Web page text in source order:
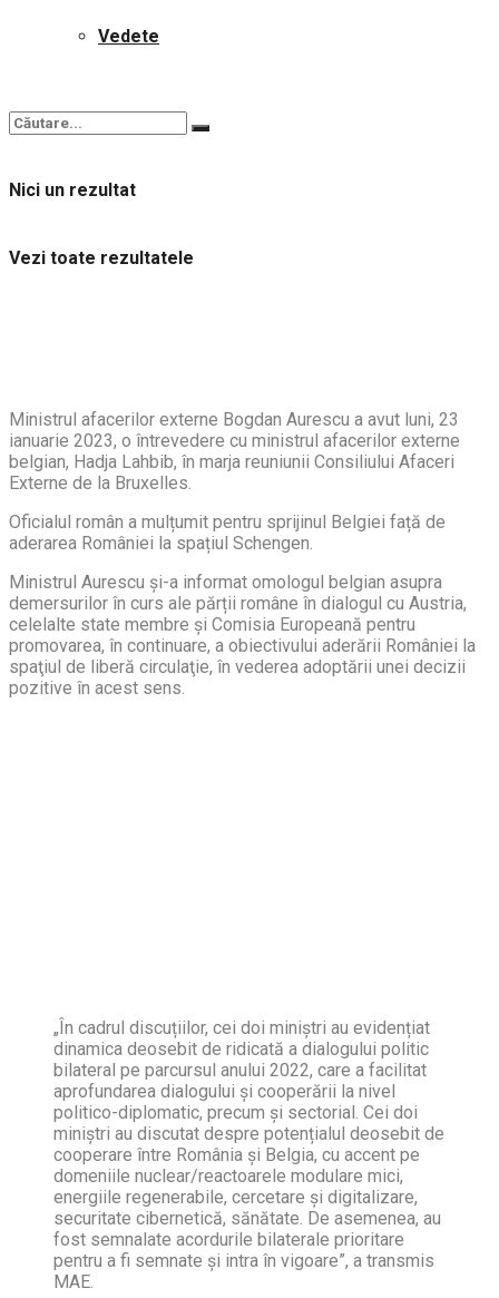
Vedete
Nici un rezultat
Vezi toate rezultatele
Ministrul afacerilor externe Bogdan Aurescu a avut luni, 23
ianuarie 2023, o întrevedere cu ministrul afacerilor externe
belgian, Hadja Lahbib, în marja reuniunii Consiliului Afaceri
Externe de la Bruxelles.
Oficialul român a mulțumit pentru sprijinul Belgiei față de
aderarea României la spațiul Schengen.
Ministrul Aurescu și-a informat omologul belgian asupra
demersurilor în curs ale părții române în dialogul cu Austria,
celelalte state membre și Comisia Europeană pentru
promovarea, în continuare, a obiectivului aderării României la
spaţiul de liberă circulaţie, în vederea adoptării unei decizii
pozitive în acest sens.
„În cadrul discuțiilor, cei doi miniștri au evidențiat
dinamica deosebit de ridicată a dialogului politic
bilateral pe parcursul anului 2022, care a facilitat
aprofundarea dialogului și cooperării la nivel
politico-diplomatic, precum și sectorial. Cei doi
miniștri au discutat despre potențialul deosebit de
cooperare între România și Belgia, cu accent pe
domeniile nuclear/reactoarele modulare mici,
energiile regenerabile, cercetare și digitalizare,
securitate cibernetică, sănătate. De asemenea, au
fost semnalate acordurile bilaterale prioritare
pentru a fi semnate și intra în vigoare”, a transmis
MAE.